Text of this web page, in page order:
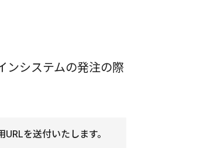
ンシステムの発注の際
を送付いたします。